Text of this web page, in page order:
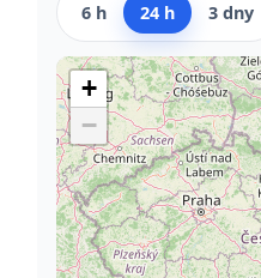
6 h 24 h 3 dny
+
−